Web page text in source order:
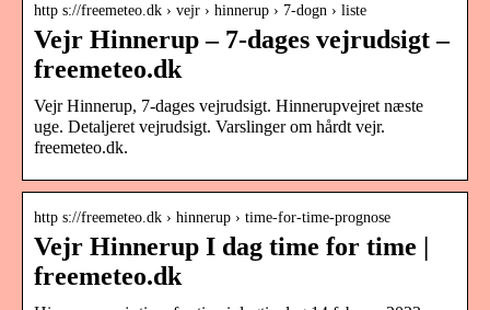
http s://freemeteo.dk › vejr › hinnerup › 7-dogn › liste
Vejr Hinnerup – 7-dages vejrudsigt –
freemeteo.dk
Vejr Hinnerup, 7-dages vejrudsigt. Hinnerupvejret næste
uge. Detaljeret vejrudsigt. Varslinger om hårdt vejr.
freemeteo.dk.
http s://freemeteo.dk › hinnerup › time-for-time-prognose
Vejr Hinnerup I dag time for time |
freemeteo.dk